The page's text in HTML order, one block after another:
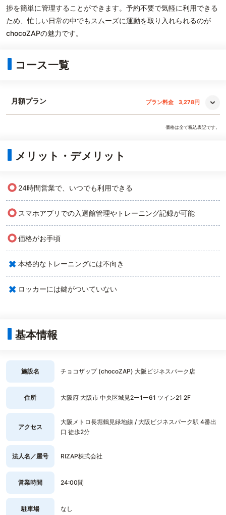
捗を簡単に管理することができます。予約不要で気軽に利用できる
ため、忙しい日常の中でもスムーズに運動を取り入れられるのが
chocoZAPの魅力です。
コース一覧
月額プラン プラン料金 3,278円
価格は全て税込表記です。
メリット・デメリット
○ 24時間営業で、いつでも利用できる
○ スマホアプリでの入退館管理やトレーニング記録が可能
○価格がお手頃
× 本格的なトレーニングには不向き
× ロッカーには鍵がついていない
基本情報
施設名 チョコザップ (chocoZAP) 大阪ビジネスパーク店
住所 大阪府 大阪市 中央区城見2ー1ー61 ツイン21 2F
アクセス
大阪メトロ長堀鶴見緑地線 / 大阪ビジネスパーク駅 4番出
口 徒歩2分
法人名／屋号 RIZAP株式会社
営業時間 24:00間
駐車場 なし